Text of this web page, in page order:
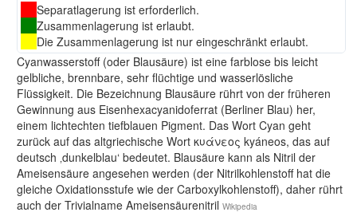
Separatlagerung ist erforderlich.
Zusammenlagerung ist erlaubt.
Die Zusammenlagerung ist nur eingeschränkt erlaubt.
Cyanwasserstoff (oder Blausäure) ist eine farblose bis leicht
gelbliche, brennbare, sehr flüchtige und wasserlösliche
Flüssigkeit. Die Bezeichnung Blausäure rührt von der früheren
Gewinnung aus Eisenhexacyanidoferrat (Berliner Blau) her,
einem lichtechten tiefblauen Pigment. Das Wort Cyan geht
zurück auf das altgriechische Wort κυάνεος kyáneos, das auf
deutsch ‚dunkelblau‘ bedeutet. Blausäure kann als Nitril der
Ameisensäure angesehen werden (der Nitrilkohlenstoff hat die
gleiche Oxidationsstufe wie der Carboxylkohlenstoff), daher rührt
auch der Trivialname Ameisensäurenitril Wikipedia